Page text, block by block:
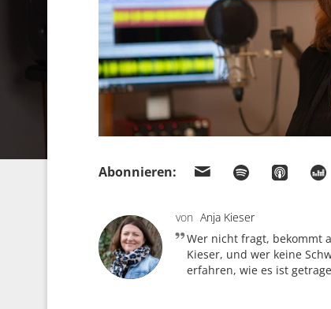
Abonnieren:
von Anja Kieser
Wer nicht fragt, bekommt
Kieser, und wer keine
erfahren, wie es ist